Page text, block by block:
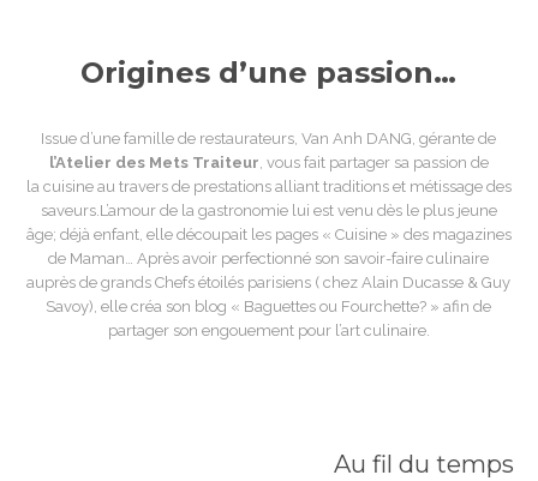
Origines d’une passion…
Issue d’une famille de restaurateurs, Van Anh DANG, gérante de
l’Atelier des Mets Traiteur, vous fait partager sa passion de
la cuisine au travers de prestations alliant traditions et métissage des
saveurs.L’amour de la gastronomie lui est venu dès le plus jeune
âge; déjà enfant, elle découpait les pages « Cuisine » des magazines
de Maman… Après avoir perfectionné son savoir-faire culinaire
auprès de grands Chefs étoilés parisiens ( chez Alain Ducasse & Guy
Savoy), elle créa son blog « Baguettes ou Fourchette? » afin de
partager son engouement pour l’art culinaire.
Au fil du temps